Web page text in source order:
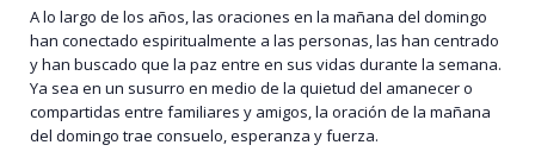
A lo largo de los años, las oraciones en la mañana del domingo
han conectado espiritualmente a las personas, las han centrado
y han buscado que la paz entre en sus vidas durante la semana.
Ya sea en un susurro en medio de la quietud del amanecer o
compartidas entre familiares y amigos, la oración de la mañana
del domingo trae consuelo, esperanza y fuerza.